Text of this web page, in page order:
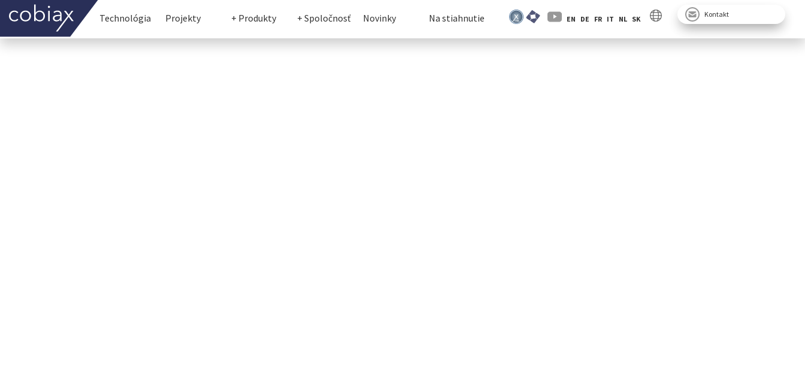
Technológia Projekty + Produkty + Spoločnosť Novinky Na stiahnutie EN DE FR IT NL SK
Kontakt